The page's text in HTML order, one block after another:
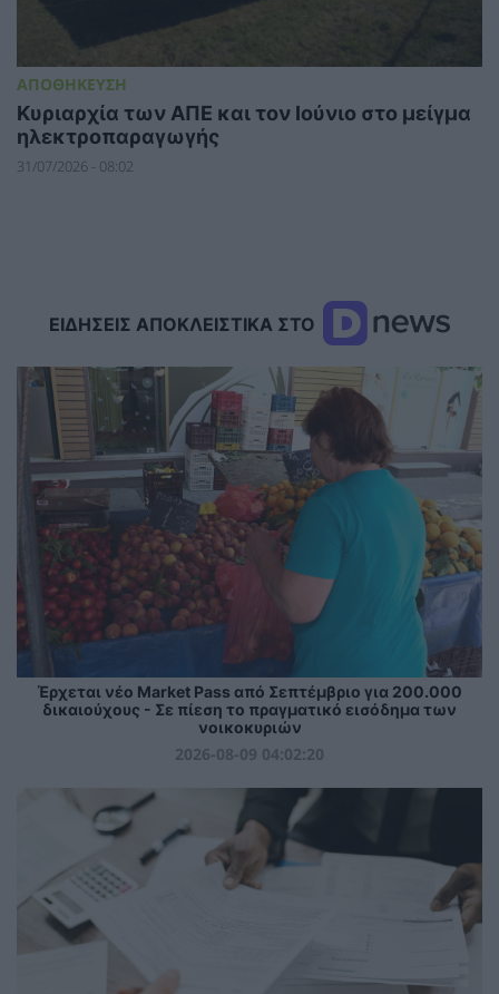
ΑΠΟΘΗΚΕΥΣΗ
Κυριαρχία των ΑΠΕ και τον Ιούνιο στο μείγμα
ηλεκτροπαραγωγής
31/07/2026 - 08:02
ΕΙΔΗΣΕΙΣ ΑΠΟΚΛΕΙΣΤΙΚΑ ΣΤΟ
Έρχεται νέο Market Pass από Σεπτέμβριο για 200.000
δικαιούχους - Σε πίεση το πραγματικό εισόδημα των
νοικοκυριών
2026-08-09 04:02:20